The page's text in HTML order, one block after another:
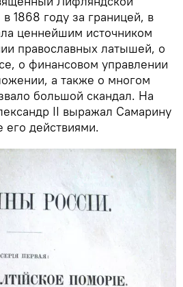
1868 году за границей, в
ценнейшим источником
православных латышей, о
о финансовом управлении
а также о многом
большой скандал. На
II выражал Самарину
его действиями.